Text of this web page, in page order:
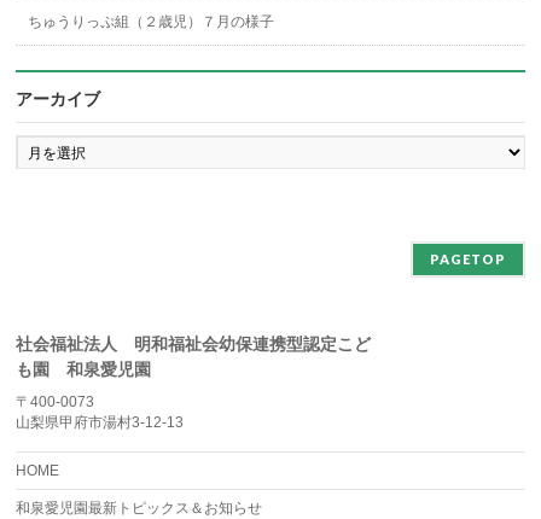
ちゅうりっぷ組（２歳児）７月の様子
アーカイブ
ア
ー
PAGETOP
社会福祉法人 明和福祉会幼保連携型認定こど
も園 和泉愛児園
〒400-0073
山梨県甲府市湯村3-12-13
HOME
和泉愛児園最新トピックス＆お知らせ